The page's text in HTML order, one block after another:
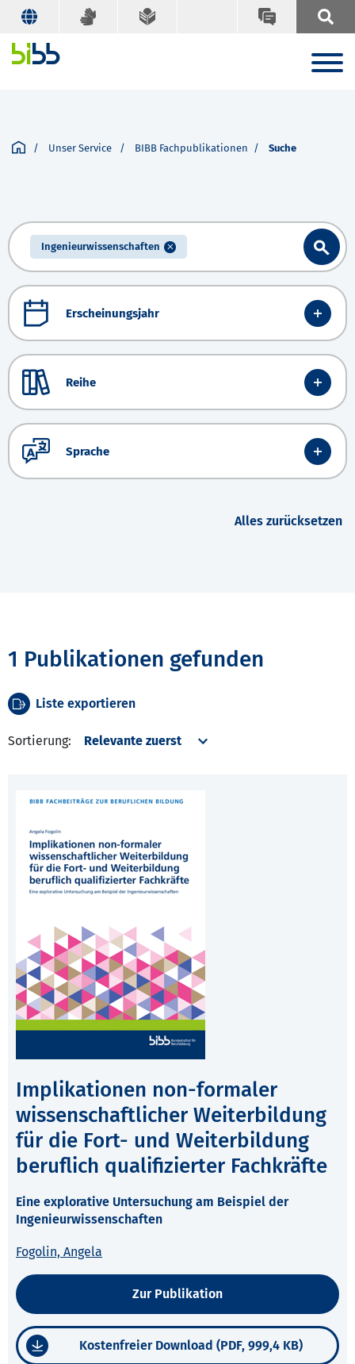
Unser Service BIBB Fachpublikationen Suche
Ingenieurwissenschaften
Erscheinungsjahr
Reihe
Sprache
Alles zurücksetzen
1 Publikationen gefunden
Liste exportieren
Sortierung:
Implikationen non-formaler
wissenschaftlicher Weiterbildung
für die Fort- und Weiterbildung
beruflich qualifizierter Fachkräfte
Eine explorative Untersuchung am Beispiel der
Ingenieurwissenschaften
Fogolin, Angela
Zur Publikation
Kostenfreier Download (PDF, 999,4 KB)